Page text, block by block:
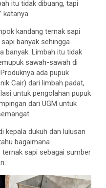
itu tidak dibuang, tapi
katanya.
kandang ternak sapi
banyak sehingga
banyak. Limbah itu tidak
sawah-sawah di
ada pupuk
Cair) dari limbah padat,
untuk pengolahan pupuk
dari UGM untuk
kepala dukuh dan lulusan
bagaimana
sapi sebagai sumber